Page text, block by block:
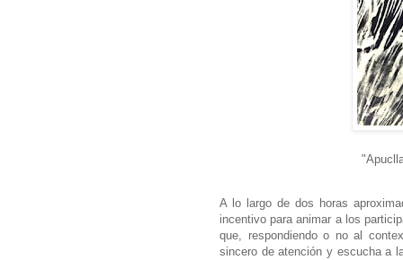
A lo largo de dos horas
incentivo para animar a los
que, respondiendo o no al
sincero de atención y escucha a